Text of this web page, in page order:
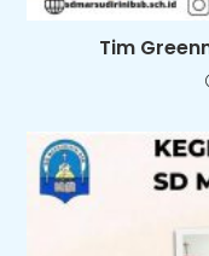
Tim